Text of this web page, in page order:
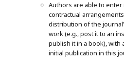
Authors are able to
contractual
distribution of the
work (e.g., post it to an
publish it in a book), with
initial publication in this